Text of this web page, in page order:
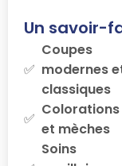
Un savoir-
Coupes
modernes
classiques
Colorations
et mèches
Soins